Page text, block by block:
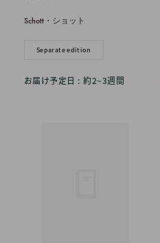
格
Schott・ショット
Separate edition
お届け予定日 : 約2~3週間